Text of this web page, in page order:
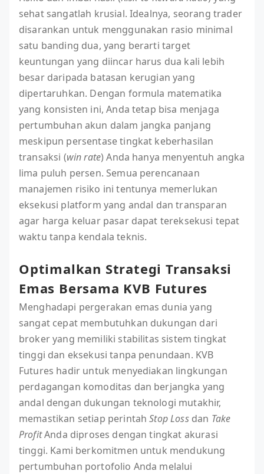
sehat sangatlah krusial. Idealnya, seorang trader
disarankan untuk menggunakan rasio minimal
satu banding dua, yang berarti target
keuntungan yang diincar harus dua kali lebih
besar daripada batasan kerugian yang
dipertaruhkan. Dengan formula matematika
yang konsisten ini, Anda tetap bisa menjaga
pertumbuhan akun dalam jangka panjang
meskipun persentase tingkat keberhasilan
transaksi (win rate) Anda hanya menyentuh angka
lima puluh persen. Semua perencanaan
manajemen risiko ini tentunya memerlukan
eksekusi platform yang andal dan transparan
agar harga keluar pasar dapat tereksekusi tepat
waktu tanpa kendala teknis.
Optimalkan Strategi Transaksi
Emas Bersama KVB Futures
Menghadapi pergerakan emas dunia yang
sangat cepat membutuhkan dukungan dari
broker yang memiliki stabilitas sistem tingkat
tinggi dan eksekusi tanpa penundaan. KVB
Futures hadir untuk menyediakan lingkungan
perdagangan komoditas dan berjangka yang
andal dengan dukungan teknologi mutakhir,
memastikan setiap perintahStop Lossdan Take
ProfitAnda diproses dengan tingkat akurasi
tinggi. Kami berkomitmen untuk mendukung
pertumbuhan portofolio Anda melalui